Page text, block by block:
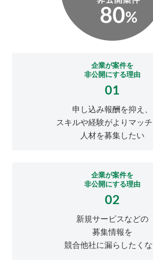
企業が案件を
非公開にする理由
01
申し込み報酬を抑え、
スキルや経験がよりマッ
人材を募集したい
企業が案件を
非公開にする理由
02
新規サービスなどの
募集情報を
競合他社に漏らしたく